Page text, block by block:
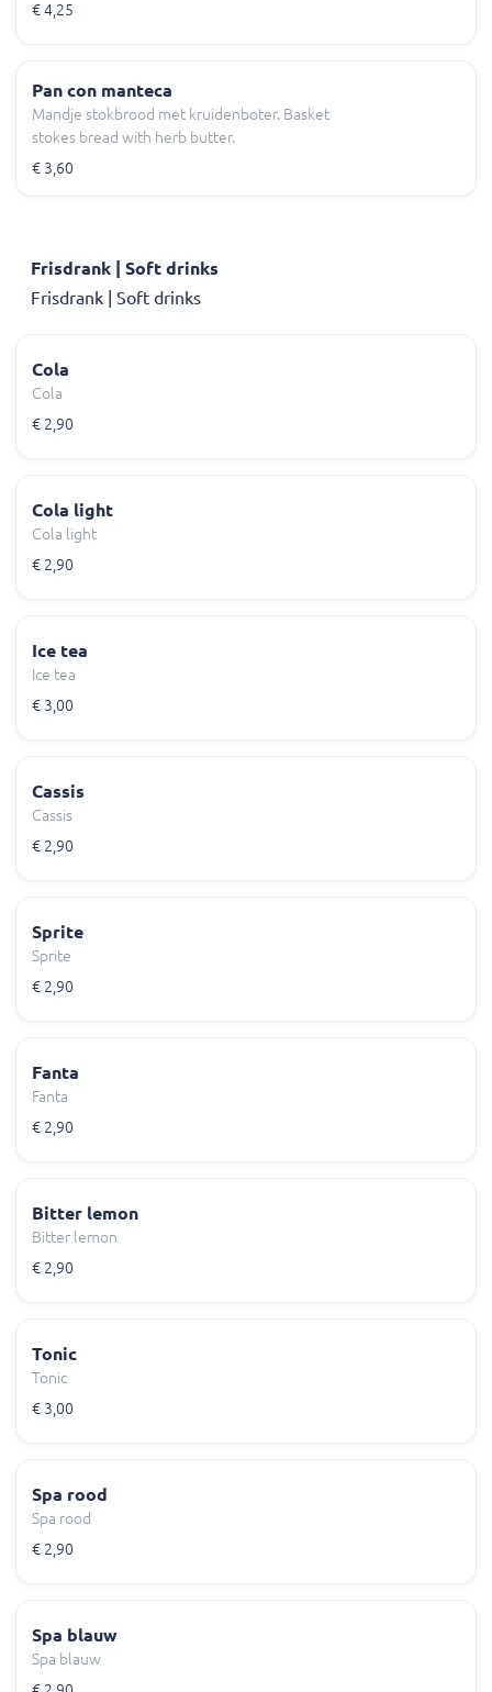
€ 4,25
Pan con manteca
Mandje stokbrood met kruidenboter. Basket
stokes bread with herb butter.
€ 3,60
Frisdrank | Soft drinks
Frisdrank | Soft drinks
Cola
Cola
€ 2,90
Cola light
Cola light
€ 2,90
Ice tea
Ice tea
€ 3,00
Cassis
Cassis
€ 2,90
Sprite
Sprite
€ 2,90
Fanta
Fanta
€ 2,90
Bitter lemon
Bitter lemon
€ 2,90
Tonic
Tonic
€ 3,00
Spa rood
Spa rood
€ 2,90
Spa blauw
Spa blauw